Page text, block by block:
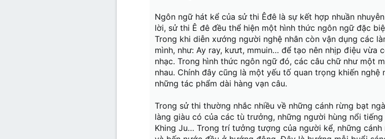
Ngôn ngữ hát kể của sử thi Êđê là sự kết hợp nhuần
lời, sử thi Ê đê đều thể hiện một hình thức ngôn ngữ đặc
Trong khi diễn xướng người nghệ nhân còn vận dụng các
mình, như: Ay ray, kưưt, mmuin… để tạo nên nhịp điệu vừa
nhạc. Trong hình thức ngôn ngữ đó, các câu chữ như một
nhau. Chính đây cũng là một yếu tố quan trọng khiến
những tác phẩm dài hàng vạn câu.
Trong sử thi thường nhắc nhiều về những cánh rừng bạt
làng giàu có của các tù trưởng, những người hùng nổi
Khing Ju… Trong trí tưởng tượng của người kể, những